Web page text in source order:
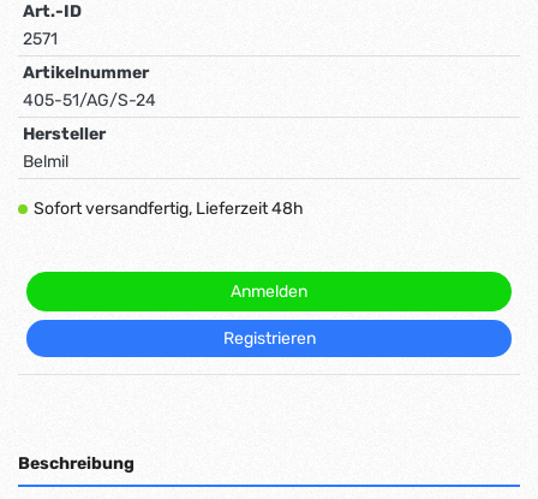
Art.-ID
2571
Artikelnummer
405-51/AG/S-24
Hersteller
Belmil
Sofort versandfertig, Lieferzeit 48h
Anmelden
Registrieren
Beschreibung